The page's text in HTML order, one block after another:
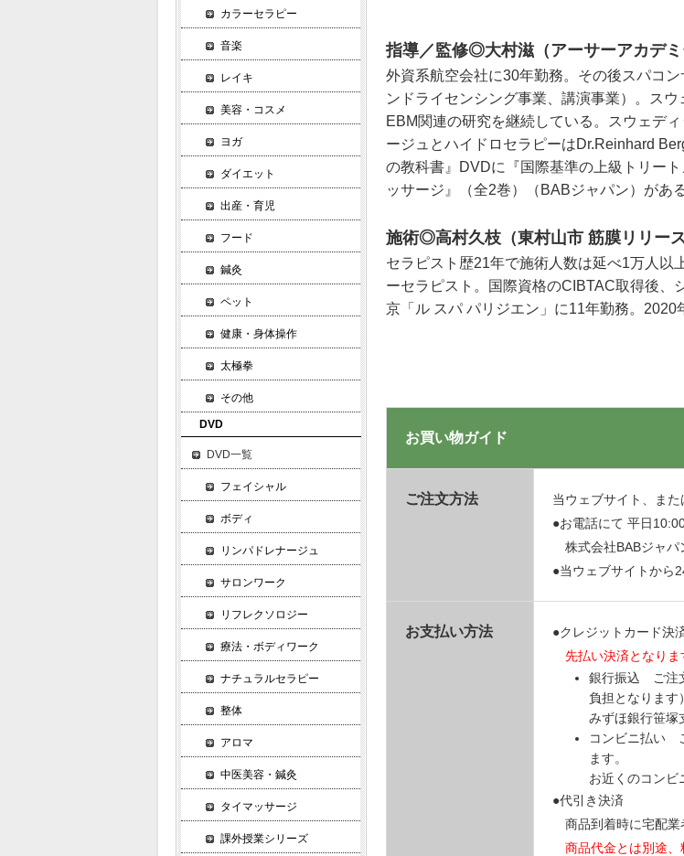
指導／監修◎大村滋（アーサーアカデミ
外資系航空会社に30年勤務。その後スパコ
ンドライセンシング事業、講演事業）。ス
EBM関連の研究を継続している。スウェデ
ージュとハイドロセラピーはDr.Reinhard
の教科書』DVDに『国際基準の上級トリー
ッサージ』（全2巻）（BABジャパン）がある
施術◎高村久枝（東村山市 筋膜リリー
セラピスト歴21年で施術人数は延べ1万人以
ーセラピスト。国際資格のCIBTAC取得後、
京「ル スパ パリジエン」に11年勤務。2020
お買い物ガイド
ご注文方法
当ウェブサイト、また
●お電話にて 平日
株式会社BABジャ
●当ウェブサイトから
お支払い方法
●クレジットカード決
先払い決済となりま
銀行振込 ご注
負担となります）
みずほ銀行笹
コンビニ払い
ます。
お近くのコンビ
●代引き決済
商品到着時に宅配業
商品代金とは別途、
カラーセラピー
音楽
レイキ
美容・コスメ
ヨガ
ダイエット
出産・育児
フード
鍼灸
ペット
健康・身体操作
太極拳
その他
DVD
DVD一覧
フェイシャル
ボディ
リンパドレナージュ
サロンワーク
リフレクソロジー
療法・ボディワーク
ナチュラルセラピー
整体
アロマ
中医美容・鍼灸
タイマッサージ
課外授業シリーズ